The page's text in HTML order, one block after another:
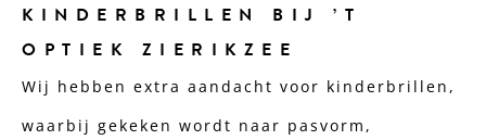
KINDERBRILLEN BIJ ’T
OPTIEK ZIERIKZEE
Wij hebben extra aandacht voor kinderbrillen,
waarbij gekeken wordt naar pasvorm,